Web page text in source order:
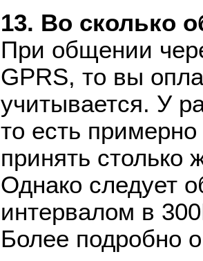
13. Во сколько
При общении
GPRS, то вы
учитывается. У
то есть
принять столько
Однако следует
интервалом в
Более подробно